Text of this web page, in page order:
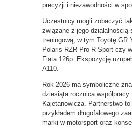
precyzji i niezawodności w
Uczestnicy mogli zobaczyć
związane z jego działalnością
treningową, w tym Toyotę GR
Polaris RZR Pro R Sport czy
Fiata 126p. Ekspozycję
A110.
Rok 2026 ma symboliczne
dziesiąta rocznica
Kajetanowicza. Partnerstwo to
przykładem długofalowego
marki w motorsport oraz